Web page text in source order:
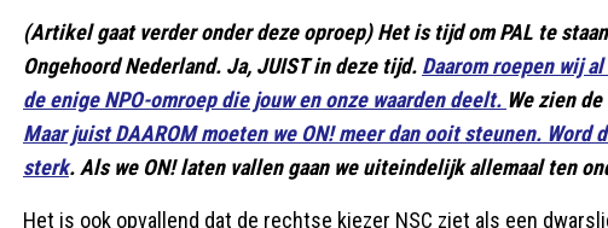
(Artikel gaat verder onder deze oproep) Het is tijd om PAL te
Ongehoord Nederland. Ja, JUIST in deze tijd. Daarom roepen wij
de enige NPO-omroep die jouw en onze waarden deelt. We zien
Maar juist DAAROM moeten we ON! meer dan ooit steunen. Word
sterk. Als we ON! laten vallen gaan we uiteindelijk allemaal ten
Het is ook opvallend dat de rechtse kiezer NSC ziet als een